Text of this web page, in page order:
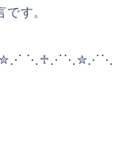
す。
⋱♱⋰⋱✮⋰⋱